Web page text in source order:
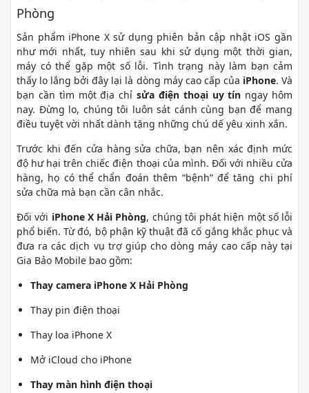
Phòng
Sản phẩm iPhone X sử dụng phiên bản cập nhật iOS gần
như mới nhất, tuy nhiên sau khi sử dụng một thời gian,
máy có thể gặp một số lỗi. Tình trạng này làm bạn cảm
thấy lo lắng bởi đây lại là dòng máy cao cấp của iPhone. Và
bạn cần tìm một địa chỉ sửa điện thoại uy tín ngay hôm
nay. Đừng lo, chúng tôi luôn sát cánh cùng bạn để mang
điều tuyệt vời nhất dành tặng những chú dế yêu xinh xắn.
Trước khi đến cửa hàng sửa chữa, bạn nên xác định mức
độ hư hại trên chiếc điện thoại của mình. Đối với nhiều cửa
hàng, họ có thể chẩn đoán thêm “bệnh” để tăng chi phí
sửa chữa mà bạn cần cân nhắc.
Đối với iPhone X Hải Phòng, chúng tôi phát hiện một số lỗi
phổ biến. Từ đó, bộ phận kỹ thuật đã cố gắng khắc phục và
đưa ra các dịch vụ trợ giúp cho dòng máy cao cấp này tại
Gia Bảo Mobile bao gồm:
Thay camera iPhone X Hải Phòng
Thay pin điện thoại
Thay loa iPhone X
Mở iCloud cho iPhone
Thay màn hình điện thoại